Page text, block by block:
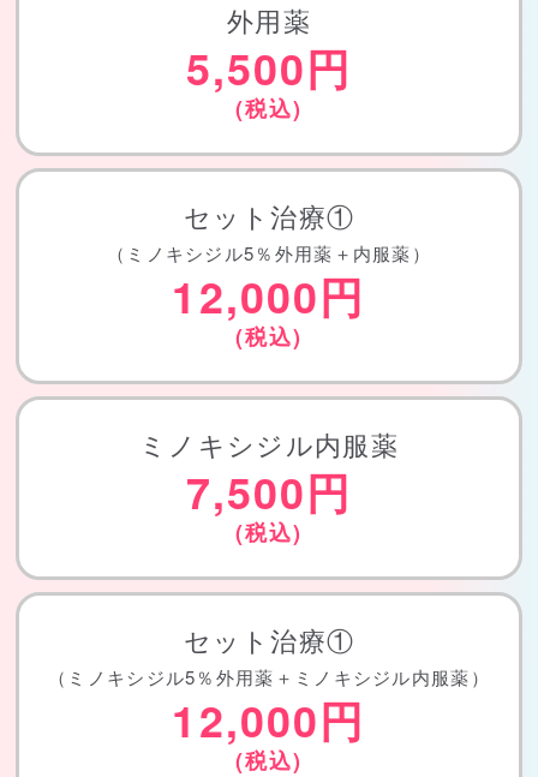
外用薬
5,500円
(税込)
セット治療①
（ミノキシジル5％外用薬＋内服薬）
12,000円
(税込)
ミノキシジル内服薬
7,500円
(税込)
セット治療①
（ミノキシジル5％外用薬＋ミノキシジル内服薬）
12,000円
(税込)